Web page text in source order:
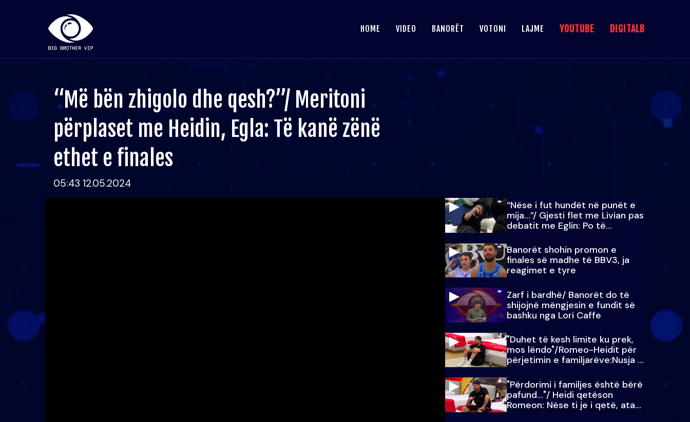
HOME VIDEO BANORËT VOTONI LAJME YOUTUBE DIGITALB
“Më bën zhigolo dhe qesh?”/ Meritoni
përplaset me Heidin, Egla: Të kanë zënë
ethet e finales
05:43 12.05.2024
“Nëse i fut hundët në punët e
mija…”/ Gjesti flet me Livian pas
debatit me Eglin: Po të
paralajmëroj
Banorët shohin promon e
finales së madhe të BBV3, ja
reagimet e tyre
Zarf i bardhë/ Banorët do të
shijojnë mëngjesin e fundit së
bashku nga Lori Caffe
"Duhet të kesh limite ku prek,
mos lëndo"/Romeo-Heidit për
përjetimin e familjarëve:Nusja e
Julit…
"Përdorimi i familjes është bërë
pafund…"/ Heidi qetëson
Romeon: Nëse ti je i qetë, ata
qetësohen